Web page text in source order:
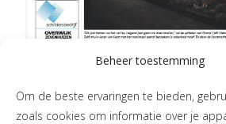
Beheer toestemming
Om de beste ervaringen te bieden,
zoals cookies om informatie over je